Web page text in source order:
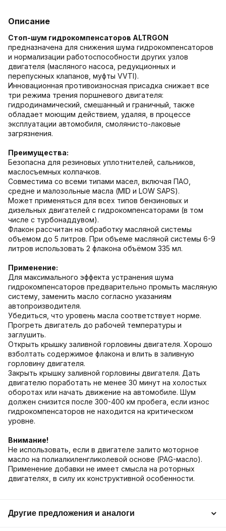
Описание
Стоп-шум гидрокомпенсаторов ALTRGON
предназначена для снижения шума гидрокомпенсаторов
и нормализации работоспособности других узлов
двигателя (масляного насоса, редукционных и
перепускных клапанов, муфты VVTI).
Инновационная противоизносная присадка снижает все
три режима трения поршневого двигателя:
гидродинамический, смешанный и граничный, также
обладает моющим действием, удаляя, в процессе
эксплуатации автомобиля, смолянисто-лаковые
загрязнения.
Преимущества:
Безопасна для резиновых уплотнителей, сальников,
маслосъемных колпачков.
Совместима со всеми типами масел, включая ПАО,
средне и малозольные масла (MID и LOW SAPS).
Может применяться для всех типов бензиновых и
дизельных двигателей с гидрокомпенсаторами (в том
числе с турбонаддувом).
Флакон рассчитан на обработку масляной системы
объемом до 5 литров. При объеме масляной системы 6-9
литров использовать 2 флакона объёмом 335 мл.
Применение:
Для максимального эффекта устранения шума
гидрокомпенсаторов предварительно промыть масляную
систему, заменить масло согласно указаниям
автопроизводителя.
Убедиться, что уровень масла соответствует норме.
Прогреть двигатель до рабочей температуры и
заглушить.
Открыть крышку заливной горловины двигателя. Хорошо
взболтать содержимое флакона и влить в заливную
горловину двигателя.
Закрыть крышку заливной горловины двигателя. Дать
двигателю поработать не менее 30 минут на холостых
оборотах или начать движение на автомобиле. Шум
должен снизится после 300-400 км пробега, если износ
гидрокомпенсаторов не находится на критическом
уровне.
Внимание!
Не использовать, если в двигателе залито моторное
масло на полиалкиленгликолевой основе (PAG-масло).
Применение добавки не имеет смысла на роторных
двигателях, в силу их конструктивной особенности.
Другие предложения и аналоги